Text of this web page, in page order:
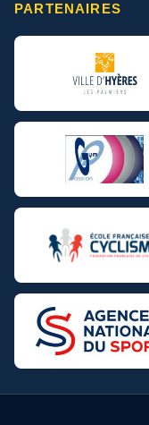
PARTENAIRES